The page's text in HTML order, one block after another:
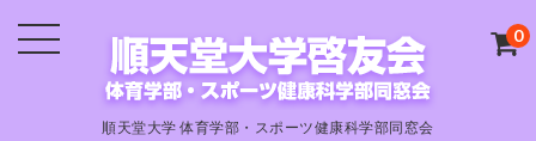
順天堂大学 体育学部・スポーツ健康科学部同窓会
0